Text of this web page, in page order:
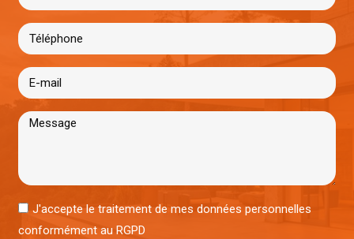
J'accepte le traitement de mes données personnelles
conformément au RGPD